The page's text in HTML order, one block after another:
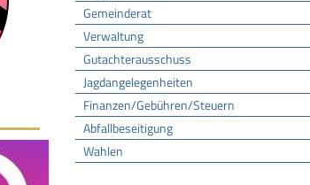
Gemeinderat
Verwaltung
Gutachterausschuss
Jagdangelegenheiten
Finanzen/Gebühren/Steuern
Abfallbeseitigung
Wahlen